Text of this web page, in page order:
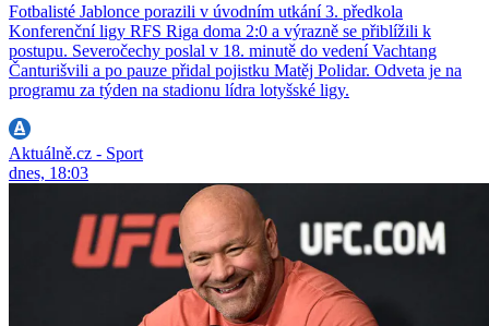
Fotbalisté Jablonce porazili v úvodním utkání 3. předkola
Konferenční ligy RFS Riga doma 2:0 a výrazně se přiblížili k
postupu. Severočechy poslal v 18. minutě do vedení Vachtang
Čanturišvili a po pauze přidal pojistku Matěj Polidar. Odveta je na
programu za týden na stadionu lídra lotyšské ligy.
Aktuálně.cz - Sport
dnes, 18:03